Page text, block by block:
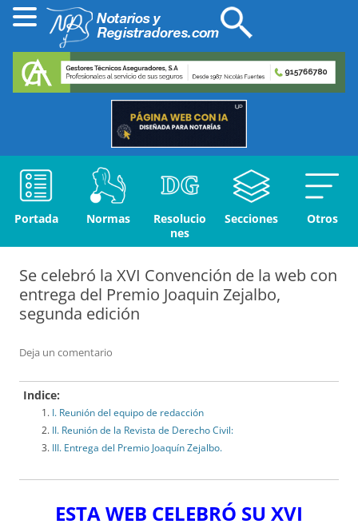
Portada Normas
Resolucio
nes
Secciones Otros
Se celebró la XVI Convención de la web con
entrega del Premio Joaquin Zejalbo,
segunda edición
Deja un comentario
Indice:
I. Reunión del equipo de redacción
II. Reunión de la Revista de Derecho Civil:
III. Entrega del Premio Joaquín Zejalbo.
ESTA WEB CELEBRÓ SU XVI